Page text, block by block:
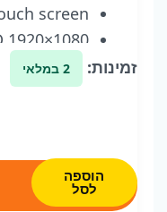
screen
1920×1080
Speakers
DVI-D, VGA
5ms
זמינות: 2 במלאי
הוספה
לסל